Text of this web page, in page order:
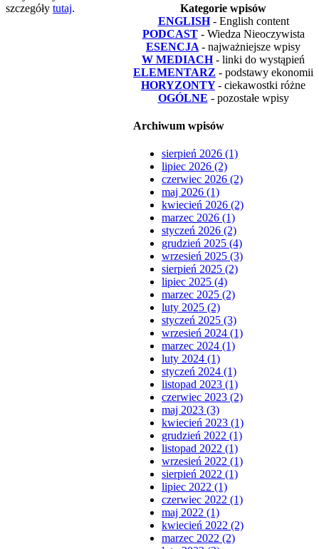
Kategorie wpisów
ENGLISH - English content
PODCAST - Wiedza Nieoczywista
ESENCJA - najważniejsze wpisy
W MEDIACH - linki do wystąpień
ELEMENTARZ - podstawy ekonomii
HORYZONTY - ciekawostki różne
OGÓLNE - pozostałe wpisy
Archiwum wpisów
sierpień 2026 (1)
lipiec 2026 (2)
czerwiec 2026 (2)
maj 2026 (1)
kwiecień 2026 (2)
marzec 2026 (1)
styczeń 2026 (2)
grudzień 2025 (4)
wrzesień 2025 (3)
sierpień 2025 (2)
lipiec 2025 (4)
marzec 2025 (2)
luty 2025 (2)
styczeń 2025 (3)
wrzesień 2024 (1)
marzec 2024 (1)
luty 2024 (1)
styczeń 2024 (1)
listopad 2023 (1)
czerwiec 2023 (2)
maj 2023 (3)
kwiecień 2023 (1)
grudzień 2022 (1)
listopad 2022 (1)
wrzesień 2022 (1)
sierpień 2022 (1)
lipiec 2022 (1)
czerwiec 2022 (1)
maj 2022 (1)
kwiecień 2022 (2)
marzec 2022 (2)
szczegóły tutaj.